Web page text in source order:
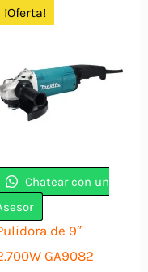
¡Oferta!
Chatear con un
de 9″
GA9082